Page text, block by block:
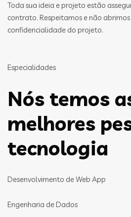
Toda sua ideia e projeto estão
contrato. Respeitamos e não
confidencialidade do projeto.
Especialidades
Nós temos
melhores
tecnologia
Desenvolvimento de Web App
Engenharia de Dados